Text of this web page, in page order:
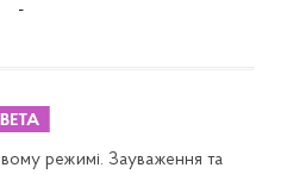
-
режимі. Зауваження та